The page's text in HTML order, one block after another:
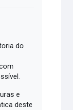
do
e
deste